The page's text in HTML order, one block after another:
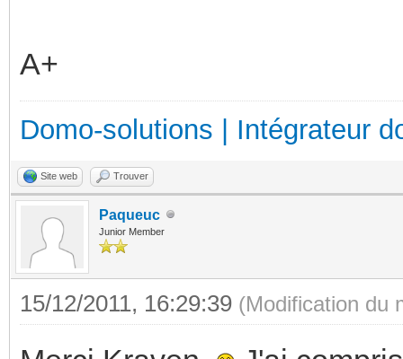
A+
Domo-solutions | Intégrateur
Site web Trouver
Paqueuc
Junior Member
15/12/2011, 16:29:39 (Modification du